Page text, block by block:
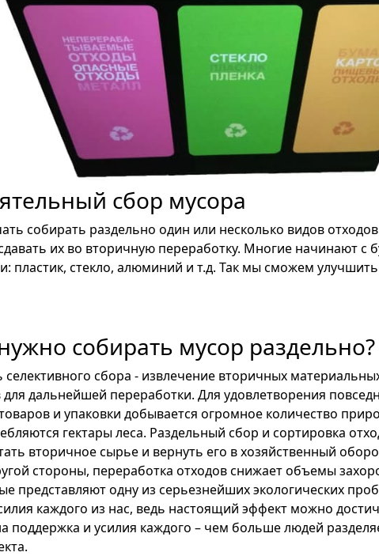
сбор мусора
собирать раздельно один или несколько видов
их во вторичную переработку. Многие начинают с
пластик, стекло, алюминий и т.д. Так мы сможем
собирать мусор раздельно?
селективного сбора - извлечение вторичных
дальнейшей переработки. Для удовлетворения
и упаковки добывается огромное количество
гектары леса. Раздельный сбор и сортировка
вторичное сырье и вернуть его в хозяйственный
стороны, переработка отходов снижает объемы
представляют одну из серьезнейших экологических
каждого из нас, ведь настоящий эффект можно
поддержка и усилия каждого – чем больше людей